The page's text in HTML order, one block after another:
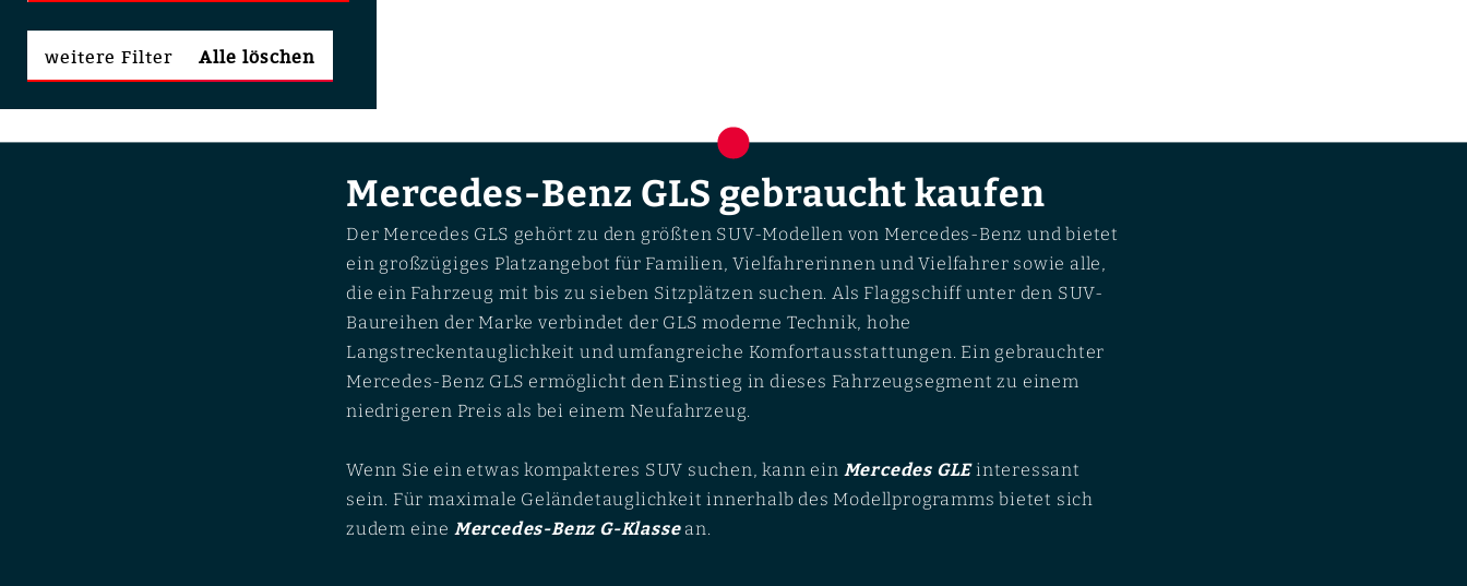
weitere Filter Alle löschen
Mercedes-Benz GLS gebraucht kaufen
Der Mercedes GLS gehört zu den größten SUV-Modellen von Mercedes-Benz und bietet
ein großzügiges Platzangebot für Familien, Vielfahrerinnen und Vielfahrer sowie alle,
die ein Fahrzeug mit bis zu sieben Sitzplätzen suchen. Als Flaggschiff unter den SUV-
Baureihen der Marke verbindet der GLS moderne Technik, hohe
Langstreckentauglichkeit und umfangreiche Komfortausstattungen. Ein gebrauchter
Mercedes-Benz GLS ermöglicht den Einstieg in dieses Fahrzeugsegment zu einem
niedrigeren Preis als bei einem Neufahrzeug.
Wenn Sie ein etwas kompakteres SUV suchen, kann ein Mercedes GLEinteressant
sein. Für maximale Geländetauglichkeit innerhalb des Modellprogramms bietet sich
zudem eine Mercedes-Benz G-Klassean.